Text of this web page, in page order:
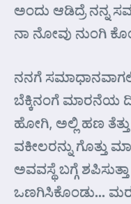
ಅಂದು ಆಡಿದ್ರೆ ನನ್ನ
ನಾ ನೋವು ನುಂಗಿ
ನನಗೆ
ಬೆಕ್ಕಿನಂಗೆ ಮಾರನೆಯ
ಹೋಗಿ, ಅಲ್ಲಿ ಹಣ ತೆತ್ತು
ವಕೀಲರನ್ನು ಗೊತ್ತು
ಅವವಸ್ಥೆ ಬಗ್ಗೆ
ಒಣಗಿಸಿಕೊಂಡು…